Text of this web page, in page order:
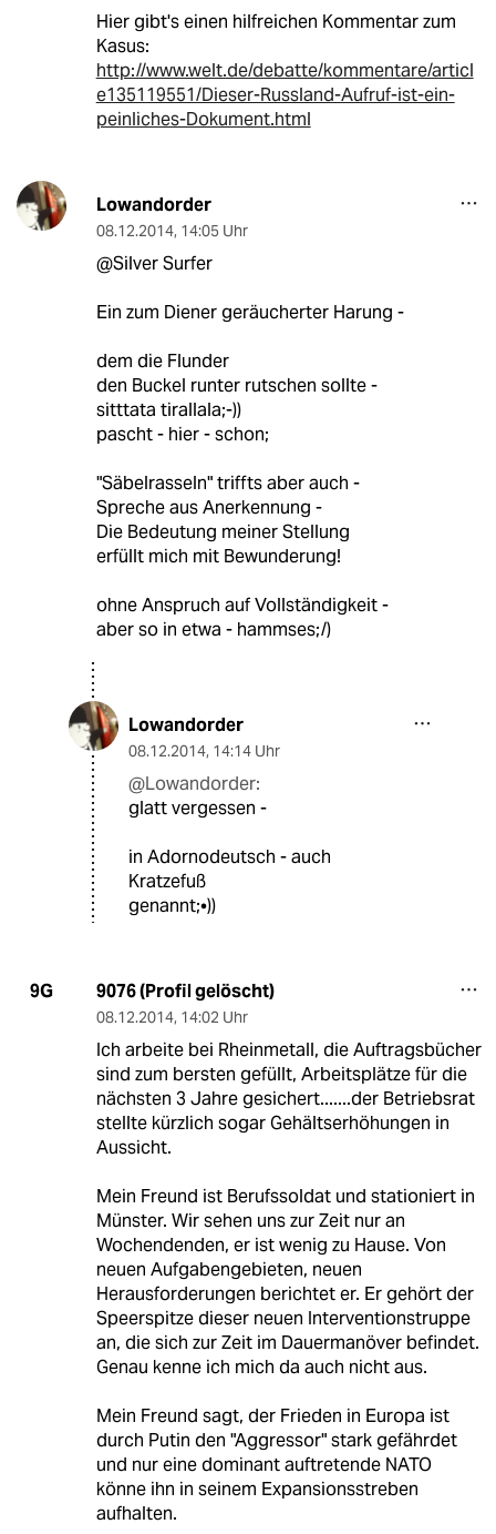
Hier gibt's einen hilfreichen Kommentar zum
Kasus:
http://www.welt.de/debatte/kommentare/articl
e135119551/Dieser-Russland-Aufruf-ist-ein-
peinliches-Dokument.html
Lowandorder
08.12.2014, 14:05 Uhr
@Silver Surfer
Ein zum Diener geräucherter Harung -
dem die Flunder
den Buckel runter rutschen sollte -
sitttata tirallala;-))
pascht - hier - schon;
"Säbelrasseln" triffts aber auch -
Spreche aus Anerkennung -
Die Bedeutung meiner Stellung
erfüllt mich mit Bewunderung!
ohne Anspruch auf Vollständigkeit -
aber so in etwa - hammses;/)
Lowandorder
08.12.2014, 14:14 Uhr
@Lowandorder:
glatt vergessen -
in Adornodeutsch - auch
Kratzefuß
genannt;•))
9G 9076 (Profil gelöscht)
08.12.2014, 14:02 Uhr
Ich arbeite bei Rheinmetall, die Auftragsbücher
sind zum bersten gefüllt, Arbeitsplätze für die
nächsten 3 Jahre gesichert.......der Betriebsrat
stellte kürzlich sogar Gehältserhöhungen in
Aussicht.
Mein Freund ist Berufssoldat und stationiert in
Münster. Wir sehen uns zur Zeit nur an
Wochendenden, er ist wenig zu Hause. Von
neuen Aufgabengebieten, neuen
Herausforderungen berichtet er. Er gehört der
Speerspitze dieser neuen Interventionstruppe
an, die sich zur Zeit im Dauermanöver befindet.
Genau kenne ich mich da auch nicht aus.
Mein Freund sagt, der Frieden in Europa ist
durch Putin den "Aggressor" stark gefährdet
und nur eine dominant auftretende NATO
könne ihn in seinem Expansionsstreben
aufhalten.